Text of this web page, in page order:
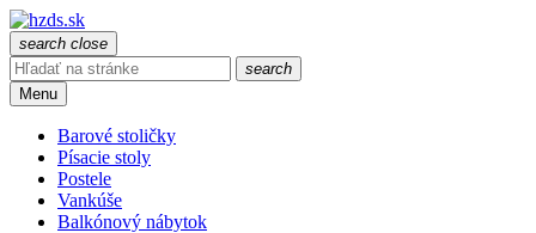
search close
search
Menu
Barové stoličky
Písacie stoly
Postele
Vankúše
Balkónový nábytok